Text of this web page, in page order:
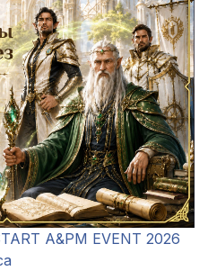
A&PM EVENT 2026